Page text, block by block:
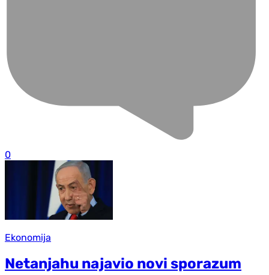
0
Ekonomija
Netanjahu najavio novi sporazum